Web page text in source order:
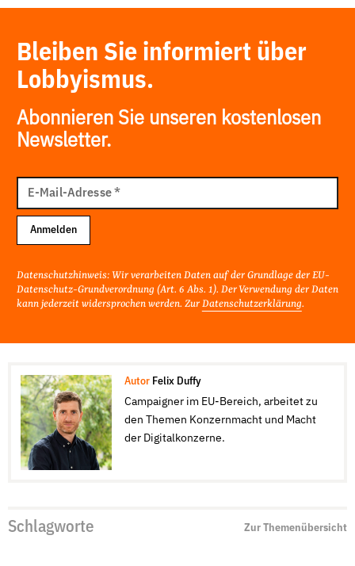
Bleiben Sie informiert über
Lobbyismus.
Abonnieren Sie unseren kostenlosen
Newsletter.
Mail
Adresse
E-Mail-Adresse*
Anmelden
Datenschutzhinweis: Wir verarbeiten Daten auf der Grundlage der EU-
Datenschutz-Grundverordnung (Art. 6 Abs. 1). Der Verwendung der Daten
kann jederzeit widersprochen werden. Zur Datenschutzerklärung.
Autor Felix Duffy
Campaigner im EU-Bereich, arbeitet zu
den Themen Konzernmacht und Macht
der Digitalkonzerne.
Schlagworte Zur Themenübersicht